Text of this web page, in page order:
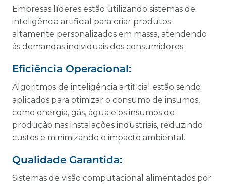
Empresas líderes estão utilizando sistemas de
inteligência artificial para criar produtos
altamente personalizados em massa, atendendo
às demandas individuais dos consumidores.
Eficiência Operacional:
Algoritmos de inteligência artificial estão sendo
aplicados para otimizar o consumo de insumos,
como energia, gás, água e os insumos de
produção nas instalações industriais, reduzindo
custos e minimizando o impacto ambiental.
Qualidade Garantida:
Sistemas de visão computacional alimentados por